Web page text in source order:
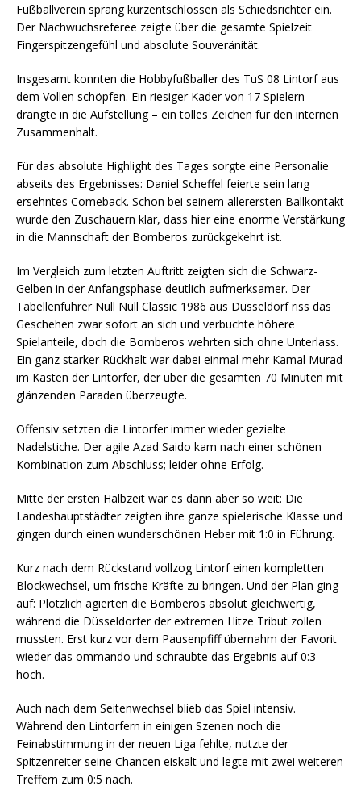
Fußballverein sprang kurzentschlossen als Schiedsrichter ein.
Der Nachwuchsreferee zeigte über die gesamte Spielzeit
Fingerspitzengefühl und absolute Souveränität.
Insgesamt konnten die Hobbyfußballer des TuS 08 Lintorf aus
dem Vollen schöpfen. Ein riesiger Kader von 17 Spielern
drängte in die Aufstellung – ein tolles Zeichen für den internen
Zusammenhalt.
Für das absolute Highlight des Tages sorgte eine Personalie
abseits des Ergebnisses: Daniel Scheffel feierte sein lang
ersehntes Comeback. Schon bei seinem allerersten Ballkontakt
wurde den Zuschauern klar, dass hier eine enorme Verstärkung
in die Mannschaft der Bomberos zurückgekehrt ist.
Im Vergleich zum letzten Auftritt zeigten sich die Schwarz-
Gelben in der Anfangsphase deutlich aufmerksamer. Der
Tabellenführer Null Null Classic 1986 aus Düsseldorf riss das
Geschehen zwar sofort an sich und verbuchte höhere
Spielanteile, doch die Bomberos wehrten sich ohne Unterlass.
Ein ganz starker Rückhalt war dabei einmal mehr Kamal Murad
im Kasten der Lintorfer, der über die gesamten 70 Minuten mit
glänzenden Paraden überzeugte.
Offensiv setzten die Lintorfer immer wieder gezielte
Nadelstiche. Der agile Azad Saido kam nach einer schönen
Kombination zum Abschluss; leider ohne Erfolg.
Mitte der ersten Halbzeit war es dann aber so weit: Die
Landeshauptstädter zeigten ihre ganze spielerische Klasse und
gingen durch einen wunderschönen Heber mit 1:0 in Führung.
Kurz nach dem Rückstand vollzog Lintorf einen kompletten
Blockwechsel, um frische Kräfte zu bringen. Und der Plan ging
auf: Plötzlich agierten die Bomberos absolut gleichwertig,
während die Düsseldorfer der extremen Hitze Tribut zollen
mussten. Erst kurz vor dem Pausenpfiff übernahm der Favorit
wieder das ommando und schraubte das Ergebnis auf 0:3
hoch.
Auch nach dem Seitenwechsel blieb das Spiel intensiv.
Während den Lintorfern in einigen Szenen noch die
Feinabstimmung in der neuen Liga fehlte, nutzte der
Spitzenreiter seine Chancen eiskalt und legte mit zwei weiteren
Treffern zum 0:5 nach.